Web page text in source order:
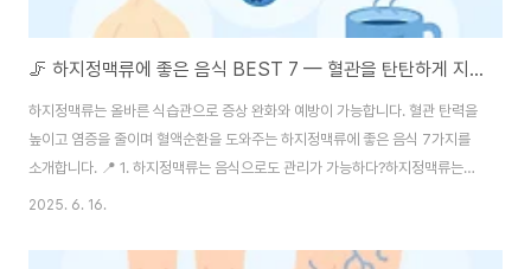
🦵 하지정맥류에 좋은 음식 BEST 7 — 혈관을 탄탄하게 지키는 식습관
하지정맥류는 올바른 식습관으로 증상 완화와 예방이 가능합니다. 혈관 탄력을
높이고 염증을 줄이며 혈액순환을 도와주는 하지정맥류에 좋은 음식 7가지를
소개합니다. 📍 1. 하지정맥류는 음식으로도 관리가 가능하다?하지정맥류는
주로 유전적 소인과 생활습관에 의해 발생하는 정맥 판막 기능장애입니다.하지
정맥류와 음식이 연결되는 이유:혈관벽 탄력성 유지염증 완화혈액점도 조절부
2025. 6. 16.